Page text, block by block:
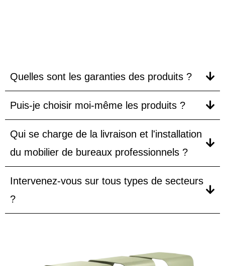
Quelles sont les garanties des produits ?
Puis-je choisir moi-même les produits ?
Qui se charge de la livraison et l'installation
du mobilier de bureaux professionnels ?
Intervenez-vous sur tous types de secteurs
?